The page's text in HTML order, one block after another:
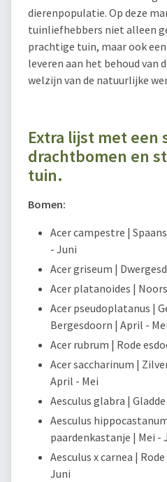
dierenpopulatie. Op deze
tuinliefhebbers niet alleen
prachtige tuin, maar ook
leveren aan het behoud van
welzijn van de natuurlijke
Extra lijst met een
drachtbomen en
tuin.
Bomen:
Acer campestre |
- Juni
Acer griseum |
Acer platanoides |
Acer pseudoplatanus |
Bergesdoorn | April - Mei
Acer rubrum | Rode
Acer saccharinum |
April - Mei
Aesculus glabra |
Aesculus
paardenkastanje | Mei -
Aesculus x carnea |
Juni